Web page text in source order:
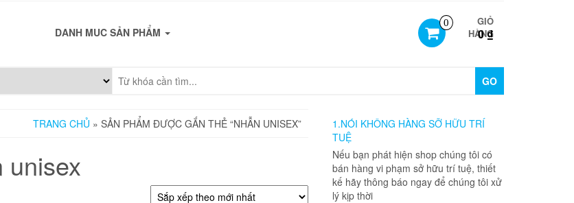
0
GIỎ
HÀNG
0 ₫
DANH MUC SẢN PHẨM
GO
TRANG CHỦ » SẢN PHẨM ĐƯỢC GẮN THẺ “NHẪN UNISEX”
unisex
1.NÓI KHÔNG HÀNG SỠ HỮU TRÍ
TUỆ
Nếu bạn phát hiện shop chúng tôi có
bán hàng vi phạm sở hữu trí tuệ, thiết
kế hãy thông báo ngay để chúng tôi xử
lý kịp thời